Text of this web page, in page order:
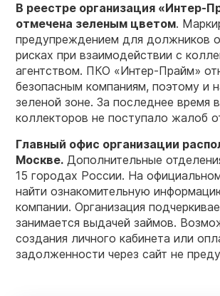
В реестре организация «Интер-
отмечена зеленым цветом.
предупреждением для должников
рисках при взаимодействии с
агентством. ПКО «Интер-Прайм»
безопасным компаниям, поэтому и
зеленой зоне. За последнее время
коллекторов не поступало жалоб
Главный офис организации
Москве. Дополнительные
15 городах России. На
найти ознакомительную
компании. Организация
занимается выдачей займов.
создания личного кабинета или
задолженности через сайт не